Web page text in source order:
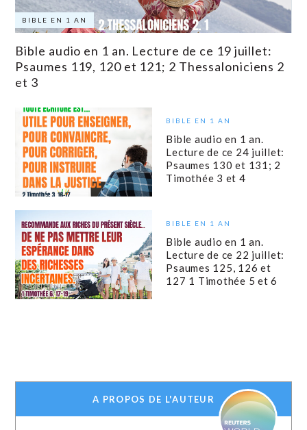
BIBLE EN 1 AN
Bible audio en 1 an. Lecture de ce 19 juillet:
Psaumes 119, 120 et 121; 2 Thessaloniciens 2
et 3
BIBLE EN 1 AN
Bible audio en 1 an.
Lecture de ce 24 juillet:
Psaumes 130 et 131; 2
Timothée 3 et 4
BIBLE EN 1 AN
Bible audio en 1 an.
Lecture de ce 22 juillet:
Psaumes 125, 126 et
127 1 Timothée 5 et 6
A PROPOS DE L'AUTEUR